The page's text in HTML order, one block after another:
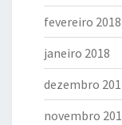
fevereiro 2018
janeiro 2018
dezembro
novembro